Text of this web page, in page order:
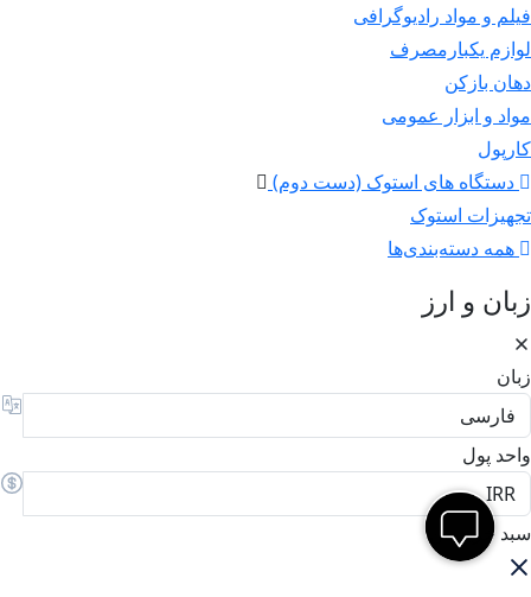
فیلم و مواد رادیوگرافی
لوازم یکبارمصرف
دهان بازکن
مواد و ابزار عمومی
کارپول
دستگاه های استوک (دست دوم)
تجهیزات استوک
همه دسته‌بندی‌ها
زبان و ارز
زبان
واحد پول
سبد خرید من